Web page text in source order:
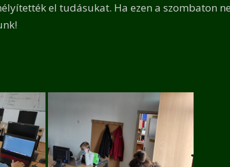
el tudásukat. Ha ezen a szombaton